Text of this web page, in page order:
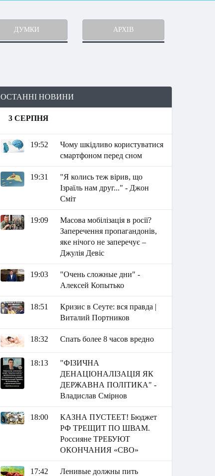
ДУМКИ АРХІВ
ОСТАННІ НОВИНИ
3 СЕРПНЯ
19:52
Чому шкідливо користуватися
смартфоном перед сном
19:31
"Я колись теж вірив, що
Ізраїль нам друг..." - Джон
Сміт
19:09
Масова мобілізація в росії?
Заперечення пропагандонів,
яке нічого не заперечує –
Джулія Девіс
19:03
"Очень сложные дни" -
Алексей Копытько
18:51
Кризис в Сеуте: вся правда |
Виталий Портников
18:32 Спать более 8 часов вредно
18:13
"ФІЗИЧНА
ДЕНАЦІОНАЛІЗАЦІЯ ЯК
ДЕРЖАВНА ПОЛІТИКА" -
Владислав Смірнов
18:00
КАЗНА ПУСТЕЕТ! Бюджет
РФ ТРЕЩИТ ПО ШВАМ.
Россияне ТРЕБУЮТ
ОКОНЧАНИЯ «СВО»
17:42
Ленивые должны пить